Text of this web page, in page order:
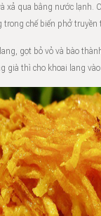
xả qua bằng nước lạnh.
chế biến phở truyền
gọt bỏ vỏ và bào
già thì cho khoai lang